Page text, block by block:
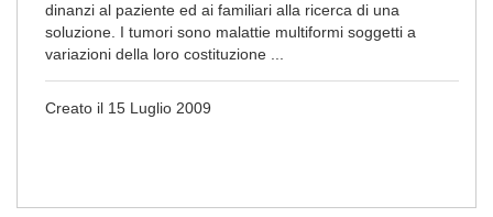
dinanzi al paziente ed ai familiari alla ricerca di una
soluzione. I tumori sono malattie multiformi soggetti a
variazioni della loro costituzione ...
Creato il 15 Luglio 2009